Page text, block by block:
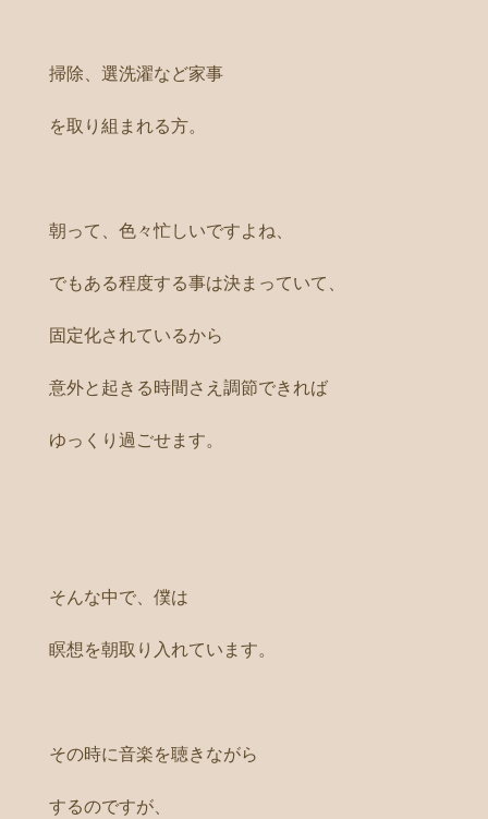
掃除、選洗濯など家事
を取り組まれる方。
朝って、色々忙しいですよね、
でもある程度する事は決まっていて、
固定化されているから
意外と起きる時間さえ調節できれば
ゆっくり過ごせます。
そんな中で、僕は
瞑想を朝取り入れています。
その時に音楽を聴きながら
するのですが、